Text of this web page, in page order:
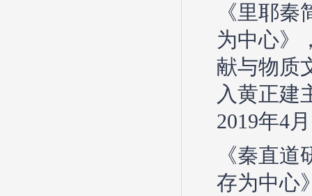
《里耶
为中心》
献与物质
入黄正建
2019年4月
《秦直
存为中心